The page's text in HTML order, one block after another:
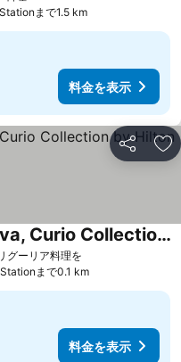
まで1.5 km
料金を表示
シェア お
グーリア料理を
Grand Hotel Savoia Genova, Curio Collection by Hilton
まで0.1 km
料金を表示